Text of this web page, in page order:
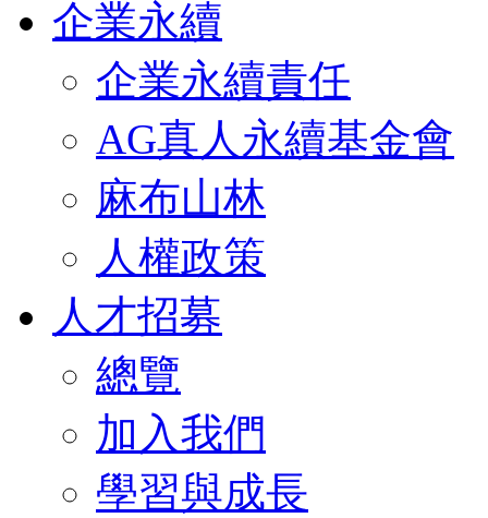
企業永續
企業永續責任
AG真人永續基金會
麻布山林
人權政策
人才招募
總覽
加入我們
學習與成長